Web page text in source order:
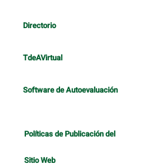
Directorio
TdeAVirtual
Software de Autoevaluación
Políticas de Publicación del
Sitio Web